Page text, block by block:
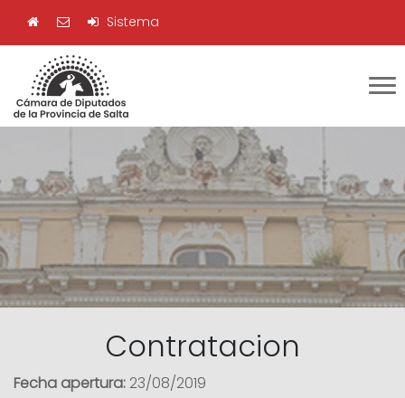
Sistema
Contratacion
Fecha apertura: 23/08/2019